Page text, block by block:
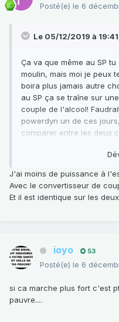
Posté(e) le 6
Le 05/12/2019 à 19:41,
Ça va que même au SP
moulin, mais moi je peux
boira plus jamais autre
au SP ça se traîne sur
couple de l'alcool!
powerdyn un de ces
comparer entre les deux
J'ai moins de puissance à
Avec le convertisseur de
Et il est identique sur les
ioyo 53
Posté(e) le 6
si ca marche plus fort c'est
pauvre....